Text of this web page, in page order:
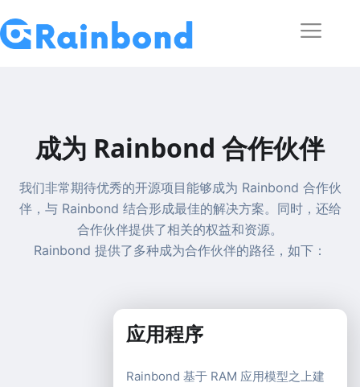
成为 Rainbond 合作伙伴
我们非常期待优秀的开源项目能够成为 Rainbond 合作伙
伴，与 Rainbond 结合形成最佳的解决方案。同时，还给
合作伙伴提供了相关的权益和资源。
Rainbond 提供了多种成为合作伙伴的路径，如下：
应用程序
Rainbond 基于 RAM 应用模型之上建